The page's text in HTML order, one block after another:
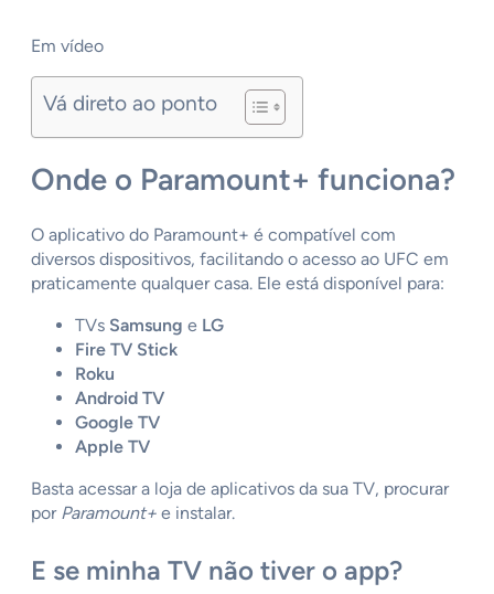
Em vídeo
Vá direto ao ponto
Onde o Paramount+ funciona?
O aplicativo do Paramount+ é compatível com
diversos dispositivos, facilitando o acesso ao UFC em
praticamente qualquer casa. Ele está disponível para:
TVs Samsung e LG
Fire TV Stick
Roku
Android TV
Google TV
Apple TV
Basta acessar a loja de aplicativos da sua TV, procurar
por Paramount+ e instalar.
E se minha TV não tiver o app?